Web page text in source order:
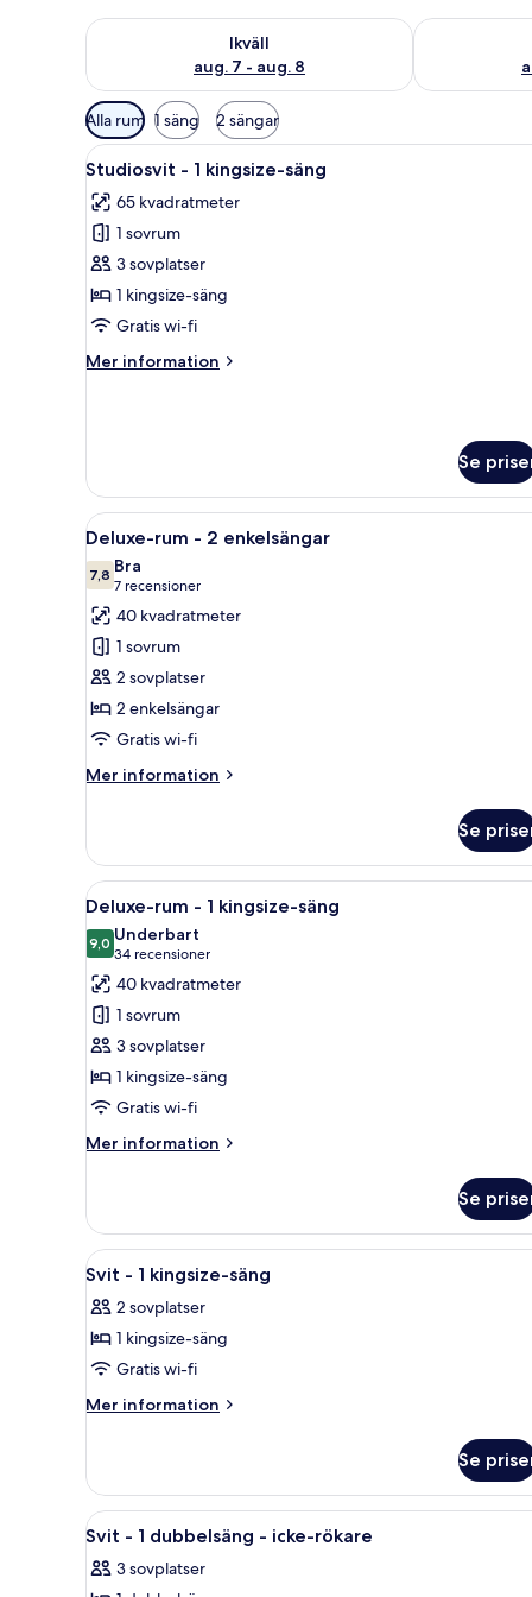
Ikväll
aug. 7 - aug. 8
Kontrollera tillgängligheten för ikväll aug. 7 - aug. 8
Kontrollera
Tillgängliga
filter
för
rum
Alla rum 1 säng 2 sängar
Öppna
alla
foton
för
Studiosvit
-
1
säng
Ett modernt hotellrum med
5
Studiosvit - 1 kingsize-säng
65 kvadratmeter
1 sovrum
3 sovplatser
1 kingsize-säng
Gratis wi-fi
Mer information
Mer
kingsize-
säng
Se
Öppna
alla
foton
för
Deluxe-
rum
-
2
enkelsängar
Ett hotellrum med en säng,
6
Deluxe-rum - 2 enkelsängar
7,87,8 av 10
Bra
7 recensioner
(7 recensioner)
40 kvadratmeter
1 sovrum
2 sovplatser
2 enkelsängar
Gratis wi-fi
Mer information
Mer
rum
2
enkelsängar
Se
Öppna
alla
foton
för
Deluxe-
rum
-
1
kingsize-
säng
Ett hotellrum med en säng,
5
Deluxe-rum - 1 kingsize-säng
9,09,0 av 10
Underbart
34 recensioner
(34 recensioner)
40 kvadratmeter
1 sovrum
3 sovplatser
1 kingsize-säng
Gratis wi-fi
Mer information
Mer
rum
1
säng
Se
Öppna
alla
foton
för
Svit
-
säng
Ett hotellrum med en stor
4
Svit - 1 kingsize-säng
2 sovplatser
1 kingsize-säng
Gratis wi-fi
Mer information
Mer
-
kingsize-
Se
Öppna
alla
foton
Ett modernt hotellrum med
1
Svit - 1 dubbelsäng - icke-rökare
3 sovplatser